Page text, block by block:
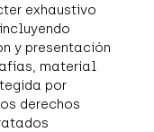
exhaustivo
y presentación
material
por
derechos